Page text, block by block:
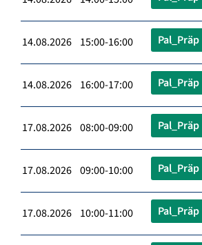
14.08.2026 15:00-16:00 Pal_Präp
14.08.2026 16:00-17:00 Pal_Präp
17.08.2026 08:00-09:00 Pal_Präp
17.08.2026 09:00-10:00 Pal_Präp
17.08.2026 10:00-11:00 Pal_Präp